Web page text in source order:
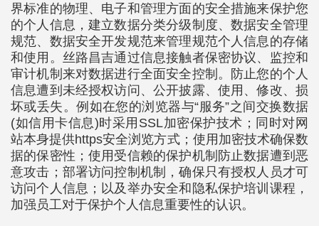
界标准的物理、电子和管理方面的安全措施来保护您
的个人信息，建立数据分类分级制度、数据安全管理
规范、数据安全开发规范来管理规范个人信息的存储
和使用。丝路昌吉通过信息接触者保密协议、监控和
审计机制来对数据进行全面安全控制。防止您的个人
信息遭到未经授权访问、公开披露、使用、修改、损
坏或丢失。例如在您的浏览器与“服务”之间交换数据
(如信用卡信息)时采用SSL加密保护技术；同时对网
站本身提供https安全浏览方式；使用加密技术确保数
据的保密性；使用受信赖的保护机制防止数据遭到恶
意攻击；部署访问控制机制，确保只有授权人员才可
访问个人信息；以及举办安全和隐私保护培训课程，
加强员工对于保护个人信息重要性的认识。